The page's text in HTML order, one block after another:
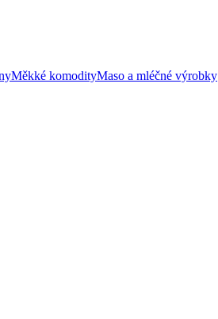
Měkké komodityMaso a mléčné výrobky